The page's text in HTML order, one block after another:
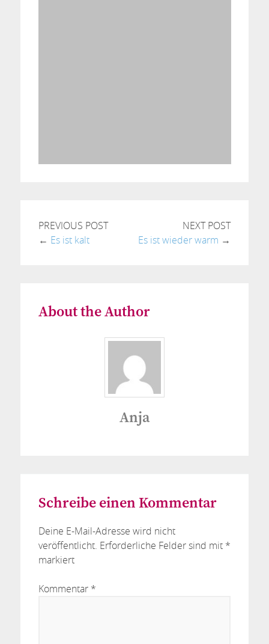
PREVIOUS POST
← Es ist kalt
NEXT POST
Es ist wieder warm →
About the Author
Anja
Schreibe einen Kommentar
Deine E-Mail-Adresse wird nicht
veröffentlicht. Erforderliche Felder sind mit *
markiert
Kommentar *